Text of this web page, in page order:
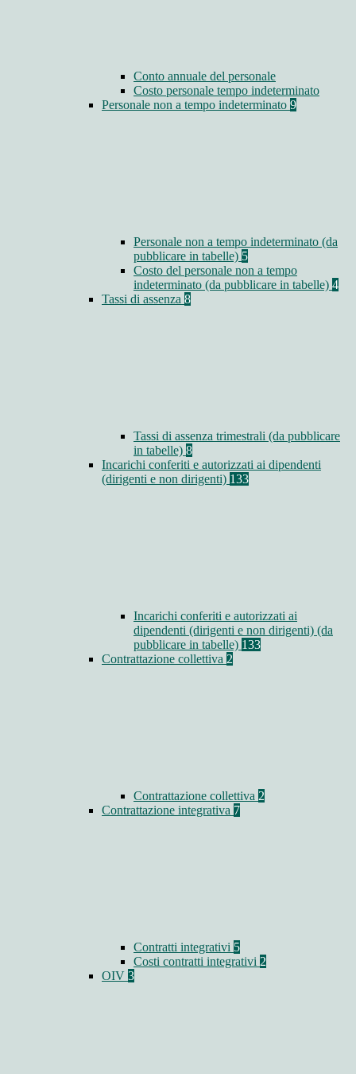
Conto annuale del personale
Costo personale tempo indeterminato
Personale non a tempo indeterminato 9
Personale non a tempo indeterminato (da
pubblicare in tabelle) 5
Costo del personale non a tempo
indeterminato (da pubblicare in tabelle) 4
Tassi di assenza 8
Tassi di assenza trimestrali (da pubblicare
in tabelle) 8
Incarichi conferiti e autorizzati ai dipendenti
(dirigenti e non dirigenti) 133
Incarichi conferiti e autorizzati ai
dipendenti (dirigenti e non dirigenti) (da
pubblicare in tabelle) 133
Contrattazione collettiva 2
Contrattazione collettiva 2
Contrattazione integrativa 7
Contratti integrativi 5
Costi contratti integrativi 2
OIV 3